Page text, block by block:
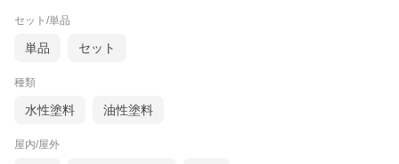
セット/単品
単品 セット
種類
水性塗料 油性塗料
屋内/屋外